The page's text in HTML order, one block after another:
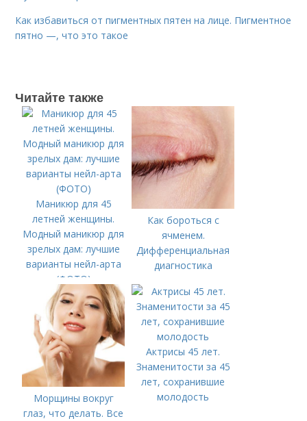
Как избавиться от пигментных пятен на лице. Пигментное
пятно —, что это такое
Читайте также
Маникюр для 45
летней женщины.
Модный маникюр для
зрелых дам: лучшие
варианты нейл-арта
(ФОТО)
Как бороться с
ячменем.
Дифференциальная
диагностика
Морщины вокруг
глаз, что делать. Все
Актрисы 45 лет.
Знаменитости за 45
лет, сохранившие
молодость